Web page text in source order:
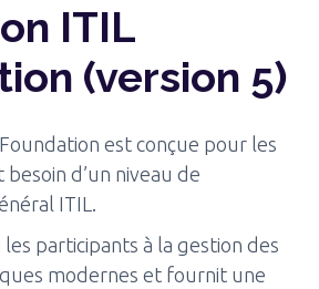
EN
DE EN
FR
EN
DE EN
FR
ITIL
(version 5)
est conçue pour les
d’un niveau de
ITIL.
participants à la gestion des
modernes et fournit une